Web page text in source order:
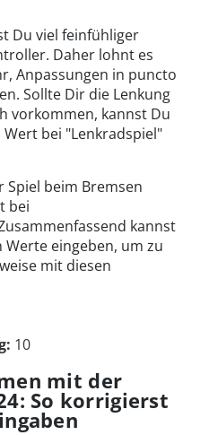
Du viel feinfühliger
Daher lohnt es
Anpassungen in puncto
Sollte Dir die Lenkung
vorkommen, kannst Du
bei "Lenkradspiel"
beim Bremsen
bei
kannst
eingeben, um zu
mit diesen
10
mit der
So korrigierst